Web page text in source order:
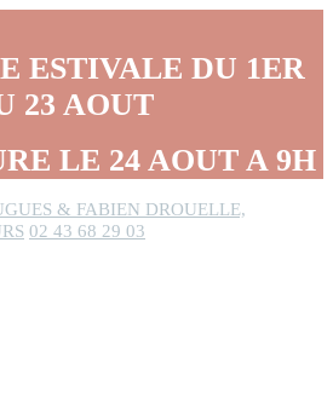
ESTIVALE DU 1ER
23 AOUT
LE 24 AOUT A 9H
& FABIEN DROUELLE,
02 43 68 29 03